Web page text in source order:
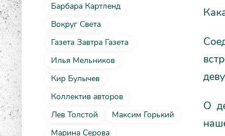
Барбара Картленд
Вокруг Света
Газета Завтра Газета
Илья Мельников
Кир Булычев
Коллектив авторов
Лев Толстой
Максим Горький
Марина Серова
О